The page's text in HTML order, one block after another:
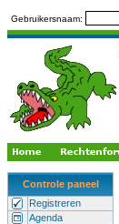
Gebruikersnaam:
Controle paneel
Registreren
Agenda